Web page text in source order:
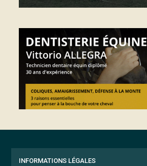
INFORMATIONS LÉGALES